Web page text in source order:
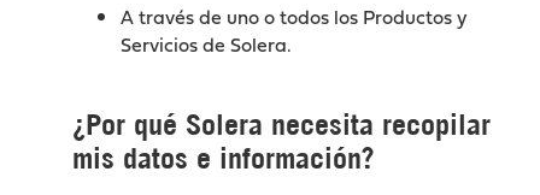
A través de uno o todos los Productos y
Servicios de Solera.
¿Por qué Solera necesita recopilar
mis datos e información?